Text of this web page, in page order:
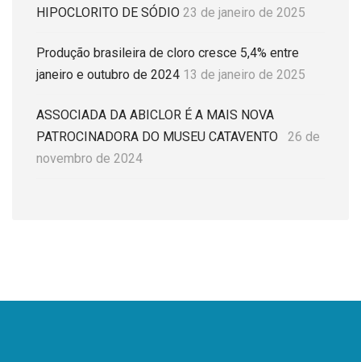
HIPOCLORITO DE SÓDIO 23 de janeiro de 2025
Produção brasileira de cloro cresce 5,4% entre
janeiro e outubro de 2024 13 de janeiro de 2025
ASSOCIADA DA ABICLOR É A MAIS NOVA
PATROCINADORA DO MUSEU CATAVENTO
26 de
novembro de 2024